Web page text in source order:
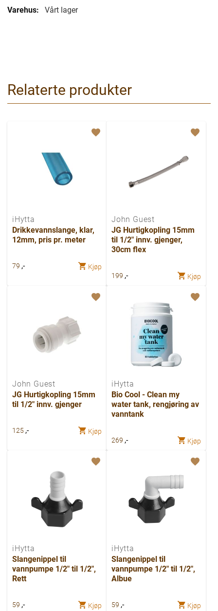
Vårt lager
Relaterte produkter
iHytta
Drikkevannslange, klar,
12mm, pris pr. meter
79 ,- Kjøp
John Guest
JG Hurtigkopling 15mm
til 1/2" innv. gjenger,
30cm flex
199 ,- Kjøp
John Guest
JG Hurtigkopling 15mm
til 1/2" innv. gjenger
125 ,- Kjøp
iHytta
Bio Cool - Clean my
water tank, rengjøring av
vanntank
269 ,- Kjøp
iHytta
Slangenippel til
vannpumpe 1/2" til 1/2",
Rett
59 ,- Kjøp
iHytta
Slangenippel til
vannpumpe 1/2" til 1/2",
Albue
59 ,- Kjøp